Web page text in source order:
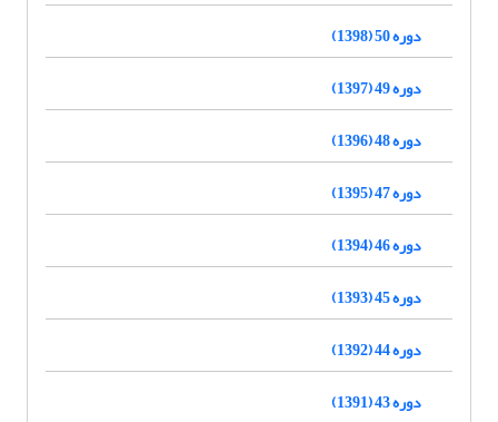
دوره 50 (1398)
دوره 49 (1397)
دوره 48 (1396)
دوره 47 (1395)
دوره 46 (1394)
دوره 45 (1393)
دوره 44 (1392)
دوره 43 (1391)